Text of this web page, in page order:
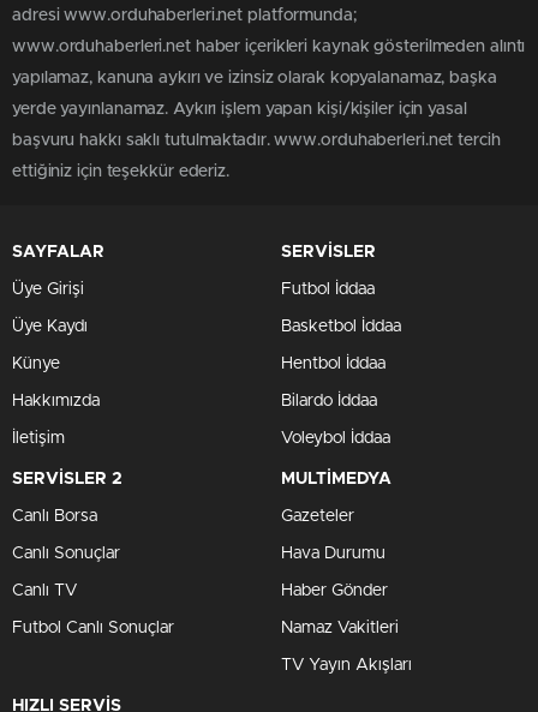
adresi www.orduhaberleri.net platformunda;
www.orduhaberleri.net haber içerikleri kaynak gösterilmeden alıntı
yapılamaz, kanuna aykırı ve izinsiz olarak kopyalanamaz, başka
yerde yayınlanamaz. Aykırı işlem yapan kişi/kişiler için yasal
başvuru hakkı saklı tutulmaktadır. www.orduhaberleri.net tercih
ettiğiniz için teşekkür ederiz.
SAYFALAR
Üye Girişi
Üye Kaydı
Künye
Hakkımızda
İletişim
SERVİSLER
Futbol İddaa
Basketbol İddaa
Hentbol İddaa
Bilardo İddaa
Voleybol İddaa
SERVİSLER 2
Canlı Borsa
Canlı Sonuçlar
Canlı TV
Futbol Canlı Sonuçlar
MULTİMEDYA
Gazeteler
Hava Durumu
Haber Gönder
Namaz Vakitleri
TV Yayın Akışları
HIZLI SERVİS